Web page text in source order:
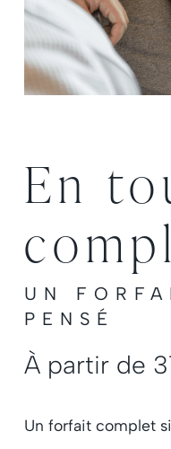
En
UN
PENSÉ
À partir de
Un forfait complet